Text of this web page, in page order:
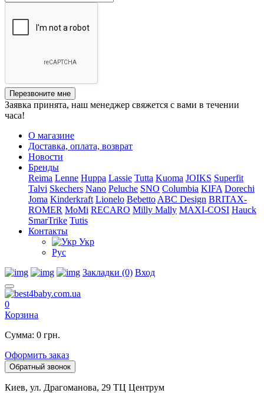
Перезвоните мне
Заявка принята, наш менеджер свяжется с вами в течении
часа!
О магазине
Доставка, оплата, возврат
Новости
Бренды
Reima Lenne Huppa Lassie Tutta Kuoma JOIKS Superfit
Talvi Skechers Nano Peluche SNO Columbia KIFA Dorechi
Joma Kinderkraft Lionelo Bebetto ABC Design BRITAX-
ROMER MoMi RECARO Milly Mally MAXI-COSI Hauck
SmarTrike Tutis
Контакты
Укр
Рус
Закладки (0) Вход
0
Корзина
Сумма: 0 грн.
Оформить заказ
Обратный звонок
Киев, ул. Драгоманова, 29 ТЦ Центрум